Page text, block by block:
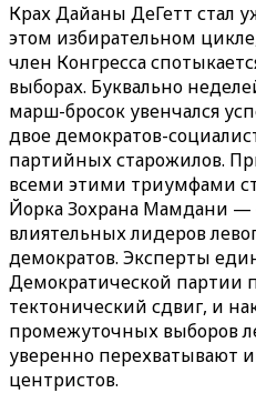
Крах Дайаны ДеГетт стал
этом избирательном
член Конгресса
выборах. Буквально
марш-бросок увенчался
двое демократов-
партийных старожилов.
всеми этими триумфами
Йорка Зохрана Мамдани —
влиятельных лидеров
демократов. Эксперты
Демократической партии
тектонический сдвиг, и
промежуточных выборов
уверенно перехватывают
центристов.